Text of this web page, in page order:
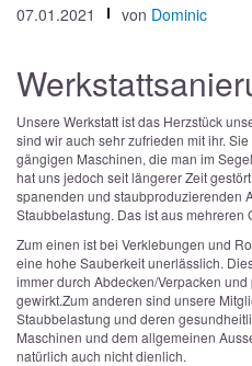
07.01.2021 von Dominic
Unsere Werkstatt ist das Herzstück
sind wir auch sehr zufrieden mit ihr.
gängigen Maschinen, die man im
hat uns jedoch seit längerer Zeit
spanenden und staubproduzierenden
Staubbelastung. Das ist aus mehreren
Zum einen ist bei Verklebungen und
eine hohe Sauberkeit unerlässlich.
immer durch Abdecken/Verpacken
gewirkt.Zum anderen sind unsere
Staubbelastung und deren
Maschinen und dem allgemeinen
natürlich auch nicht dienlich.